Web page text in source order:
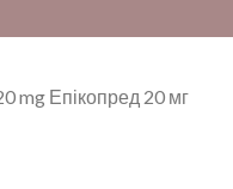
mg Епікопред 20 мг